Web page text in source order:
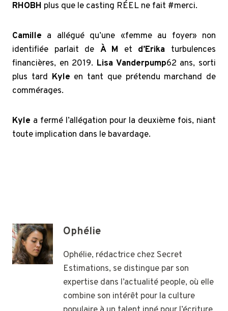
RHOBH plus que le casting RÉEL ne fait #merci.
Camille a allégué qu’une «femme au foyer» non
identifiée parlait de À M et d’Erika turbulences
financières, en 2019. Lisa Vanderpump62 ans, sorti
plus tard Kyle en tant que prétendu marchand de
commérages.
Kyle a fermé l’allégation pour la deuxième fois, niant
toute implication dans le bavardage.
Ophélie
Ophélie, rédactrice chez Secret
Estimations, se distingue par son
expertise dans l’actualité people, où elle
combine son intérêt pour la culture